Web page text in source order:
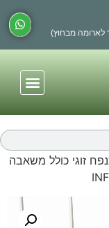
זוגי כולל משאבה